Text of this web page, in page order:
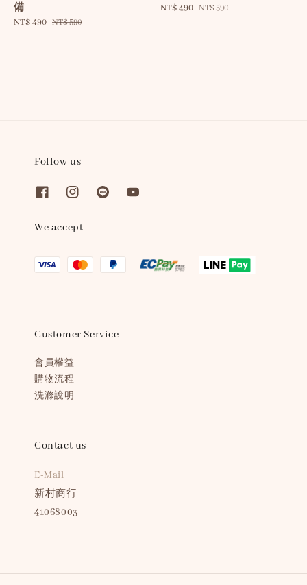
備
Sale
NT$ 490 Regular
NT$ 590
Sale
NT$ 490 Regular
NT$ 590
Follow us
We accept
Customer Service
會員權益
購物流程
洗滌說明
Contact us
E-Mail
新村商行
41068003